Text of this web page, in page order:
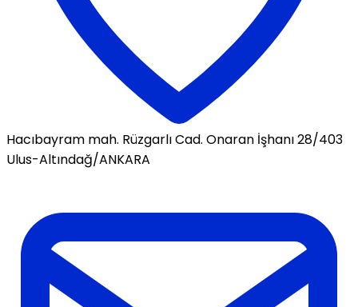
Hacıbayram mah. Rüzgarlı Cad. Onaran İşhanı 28/403
Ulus-Altındağ/ANKARA